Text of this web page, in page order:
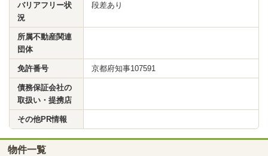
バリアフリー状
況
段差あり
所属不動産関連
団体
免許番号 京都府知事107591
債務保証会社の
取扱い・提携店
その他PR情報
物件一覧